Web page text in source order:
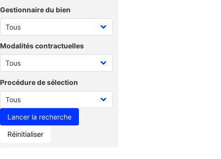
Gestionnaire du bien
Modalités contractuelles
Procédure de sélection
Réinitialiser